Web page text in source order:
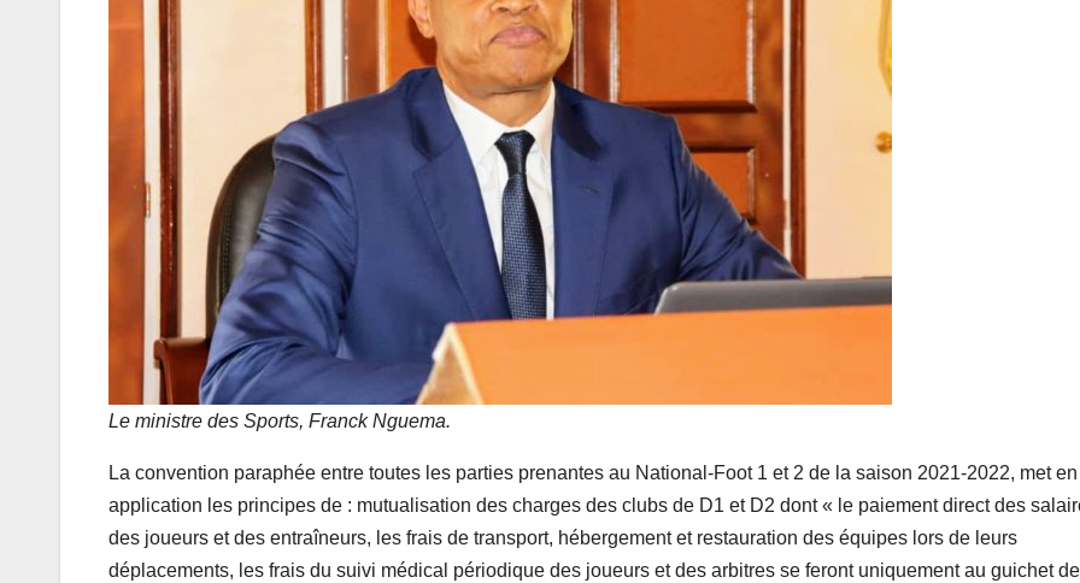
Le ministre des Sports, Franck Nguema.
La convention paraphée entre toutes les parties prenantes au National-Foot 1 et 2 de la saison 2021-2022, met en
application les principes de : mutualisation des charges des clubs de D1 et D2 dont « le paiement direct des
des joueurs et des entraîneurs, les frais de transport, hébergement et restauration des équipes lors de leurs
déplacements, les frais du suivi médical périodique des joueurs et des arbitres se feront uniquement au guichet